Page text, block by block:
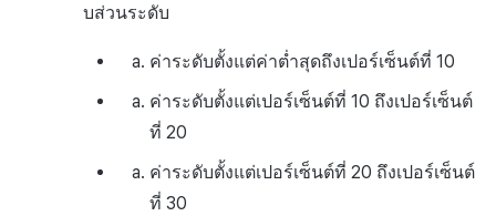
บส่วนระดับ
ค่าระดับตั้งแต่ค่าต่ำสุดถึงเปอร์เซ็นต์ที่ 10
ค่าระดับตั้งแต่เปอร์เซ็นต์ที่ 10 ถึงเปอร์เซ็นต์
ที่ 20
ค่าระดับตั้งแต่เปอร์เซ็นต์ที่ 20 ถึงเปอร์เซ็นต์
ที่ 30